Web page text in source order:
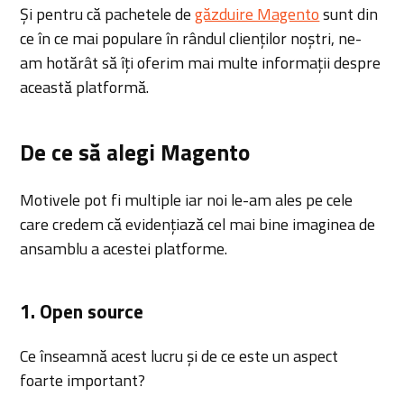
Și pentru că pachetele degăzduire Magentosunt din
ce în ce mai populare în rândul clienților noștri, ne-
am hotărât să îți oferim mai multe informații despre
această platformă.
De ce să alegi Magento
Motivele pot fi multiple iar noi le-am ales pe cele
care credem că evidențiază cel mai bine imaginea de
ansamblu a acestei platforme.
1. Open source
Ce înseamnă acest lucru și de ce este un aspect
foarte important?